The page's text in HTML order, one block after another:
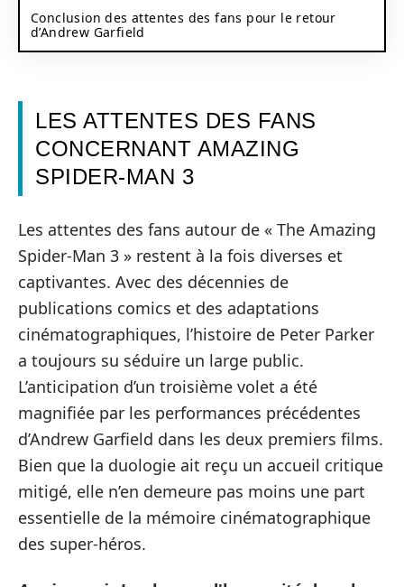
Conclusion des attentes des fans pour le retour
d’Andrew Garfield
LES ATTENTES DES FANS
CONCERNANT AMAZING
SPIDER-MAN 3
Les attentes des fans autour de « The Amazing
Spider-Man 3 » restent à la fois diverses et
captivantes. Avec des décennies de
publications comics et des adaptations
cinématographiques, l’histoire de Peter Parker
a toujours su séduire un large public.
L’anticipation d’un troisième volet a été
magnifiée par les performances précédentes
d’Andrew Garfield dans les deux premiers films.
Bien que la duologie ait reçu un accueil critique
mitigé, elle n’en demeure pas moins une part
essentielle de la mémoire cinématographique
des super-héros.